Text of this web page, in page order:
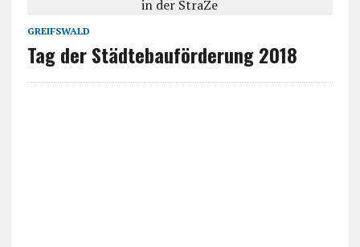
GREIFSWALD
Tag der Städtebauförderung 2018